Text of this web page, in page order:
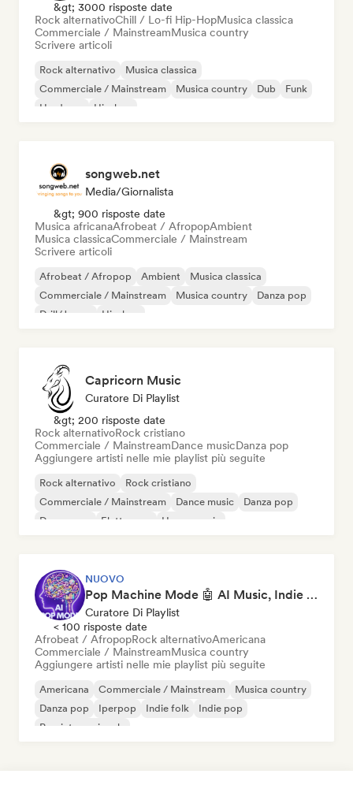
&gt; 3000 risposte date
Rock alternativoChill / Lo-fi Hip-HopMusica classica
Commerciale / MainstreamMusica country
Scrivere articoli
Rock alternativo
Musica classica
Commerciale / Mainstream
Musica country Dub
Funk
Hardcore
Hip-hop
songweb.net
Media/Giornalista
&gt; 900 risposte date
Musica africanaAfrobeat / AfropopAmbient
Musica classicaCommerciale / Mainstream
Scrivere articoli
Afrobeat / Afropop Ambient
Musica classica
Commerciale / Mainstream
Musica country
Danza pop
Drill/Jersey
Hip-hop
Capricorn Music
Curatore Di Playlist
&gt; 200 risposte date
Rock alternativoRock cristiano
Commerciale / MainstreamDance musicDanza pop
Aggiungere artisti nelle mie playlist più seguite
Rock alternativo
Rock cristiano
Commerciale / Mainstream
Dance music
Danza pop
Dream pop
Elettropop House music
NUOVO
Pop Machine Mode 🤖 AI Music, Indie Pop & Dream Pop
Curatore Di Playlist
< 100 risposte date
Afrobeat / AfropopRock alternativoAmericana
Commerciale / MainstreamMusica country
Aggiungere artisti nelle mie playlist più seguite
Americana Commerciale / Mainstream
Musica country
Danza pop
Iperpop Indie folk
Indie pop
Pop internazionale